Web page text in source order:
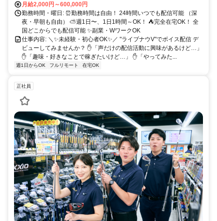
月給2,000円～600,000円
勤務時間・曜日: ⏰勤務時間は自由！ 24時間いつでも配信可能 （深
夜・早朝も自由） ⛅週1日〜、1日1時間～OK！ ⛺完全在宅OK！ 全
国どこからでも配信可能 ✨副業・WワークOK
仕事内容: ＼✨未経験・初心者OK✨／ "ライブナウV"でボイス配信 デ
ビューしてみませんか？ ✋「声だけの配信活動に興味があるけど…」
✋「趣味・好きなことで稼ぎたいけど…」 ✋「やってみた...
週1日からOK フルリモート 在宅OK
正社員